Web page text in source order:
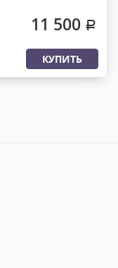
11 500 .
КУПИТЬ